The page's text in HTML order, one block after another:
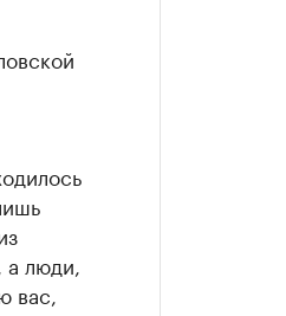
люди,
вас,